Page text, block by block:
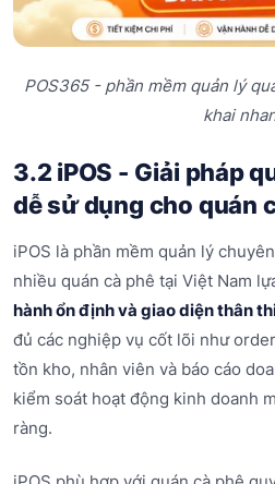
POS365 - phần mềm quản lý
khai
3.2 iPOS - Giải pháp
dễ sử dụng cho quán
iPOS là phần mềm quản lý
nhiều quán cà phê tại Việt Nam
hành ổn định và giao diện thân
đủ các nghiệp vụ cốt lõi như
tồn kho, nhân viên và báo cáo
kiểm soát hoạt động kinh doanh
ràng.